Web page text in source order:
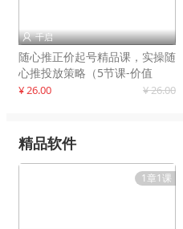
 千启
随心推正价起号精品课，实操随
心推投放策略（5节课-价值
298）
¥ 26.00 ¥ 26.00
精品软件
1章1课